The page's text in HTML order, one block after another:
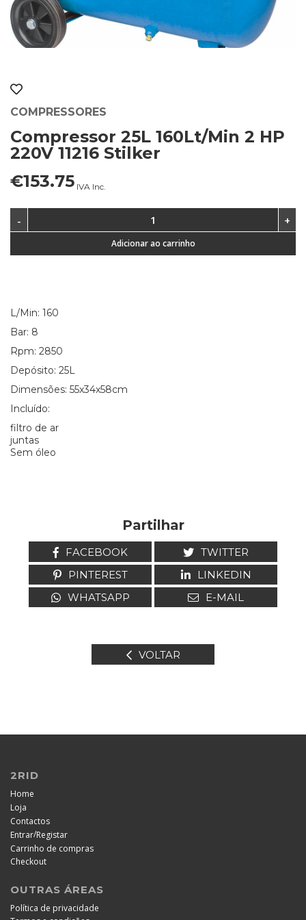
COMPRESSORES
Compressor 25L 160Lt/Min 2 HP
220V 11216 Stilker
€153.75 IVA Inc.
Adicionar ao carrinho
L/Min: 160
Bar: 8
Rpm: 2850
Depósito: 25L
Dimensões: 55x34x58cm
Incluído:
filtro de ar
juntas
Sem óleo
Partilhar
FACEBOOK
TWITTER
PINTEREST
LINKEDIN
WHATSAPP
E-MAIL
VOLTAR
2RID
Home
Loja
Contactos
Entrar/Registar
Carrinho de compras
Checkout
OUTRAS ÁREAS
Política de privacidade